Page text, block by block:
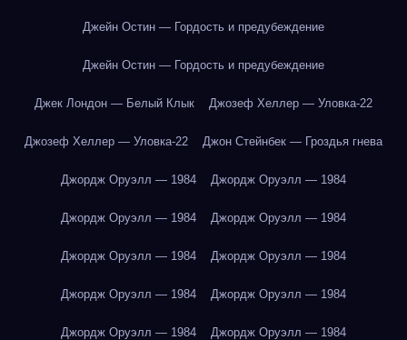
Джейн Остин — Гордость и предубеждение
Джейн Остин — Гордость и предубеждение
Джек Лондон — Белый Клык Джозеф Хеллер — Уловка-22
Джозеф Хеллер — Уловка-22 Джон Стейнбек — Гроздья гнева
Джордж Оруэлл — 1984 Джордж Оруэлл — 1984
Джордж Оруэлл — 1984 Джордж Оруэлл — 1984
Джордж Оруэлл — 1984 Джордж Оруэлл — 1984
Джордж Оруэлл — 1984 Джордж Оруэлл — 1984
Джордж Оруэлл — 1984 Джордж Оруэлл — 1984